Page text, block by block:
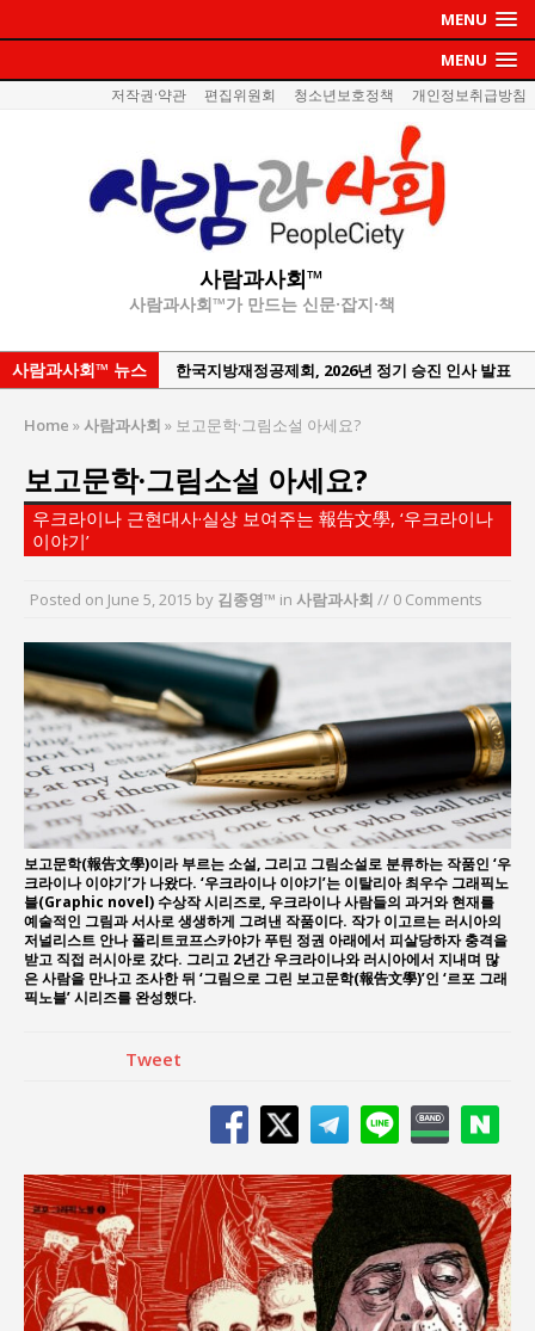
MENU
MENU
저작권·약관 편집위원회 청소년보호정책 개인정보취급방침
사람과사회™
사람과사회™가 만드는 신문·잡지·책
사람과사회™ 뉴스
한국지방재정공제회, 2026년 정기 승진 인사 발표
세미나 개최
서효석 충청향우회중앙회 총재 취임 논란 확산
지방의회 공약은 ‘빛 좋은 개살구’인가?
현”
김종대, “현대전, 강한 군대도 약해질 수 있다”
이홍원 작가, 생활문화상품 4종 판매
통일 지향 2국가론: 한반도 평화의 새로운 길
강산건설 박재윤 강제추행 사건, 무엇이 문제인가?
Home »사람과사회 » 보고문학·그림소설 아세요?
보고문학·그림소설 아세요?
우크라이나 근현대사·실상 보여주는 報告文學, ‘우크라이나
이야기’
Posted on June 5, 2015 by 김종영™ in 사람과사회 // 0 Comments
보고문학(報告文學)이라 부르는 소설, 그리고 그림소설로 분류하는 작품인 ‘우
크라이나 이야기’가 나왔다. ‘우크라이나 이야기’는 이탈리아 최우수 그래픽노
블(Graphic novel) 수상작 시리즈로, 우크라이나 사람들의 과거와 현재를
예술적인 그림과 서사로 생생하게 그려낸 작품이다. 작가 이고르는 러시아의
저널리스트 안나 폴리트코프스카야가 푸틴 정권 아래에서 피살당하자 충격을
받고 직접 러시아로 갔다. 그리고 2년간 우크라이나와 러시아에서 지내며 많
은 사람을 만나고 조사한 뒤 ‘그림으로 그린 보고문학(報告文學)’인 ‘르포 그래
픽노블’ 시리즈를 완성했다.
Tweet